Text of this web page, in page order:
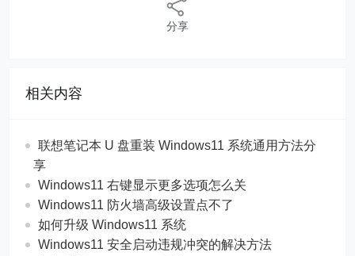
分享
相关内容
联想笔记本 U 盘重装 Windows11 系统通用方法分
享
Windows11 右键显示更多选项怎么关
Windows11 防火墙高级设置点不了
如何升级 Windows11 系统
Windows11 安全启动违规冲突的解决方法